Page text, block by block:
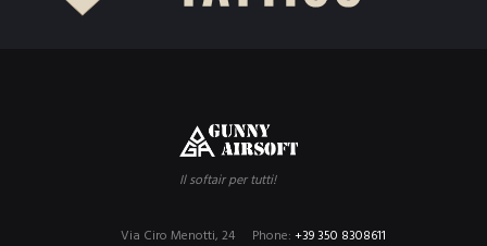
Il softair per tutti!
Phone: +39 350 8308611
Via Ciro Menotti, 24